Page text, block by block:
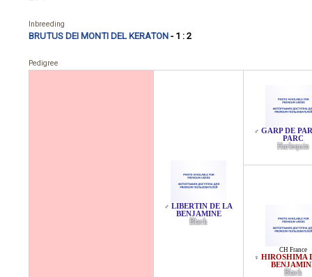
Inbreeding
BRUTUS DEI MONTI DEL KERATON - 1 : 2
Pedigree
♂ LIBERTIN DE LA
BENJAMINE
Black
♂ GARP DE
PARC
Harlequin
CH France
♀ HIROSHIMA
Black